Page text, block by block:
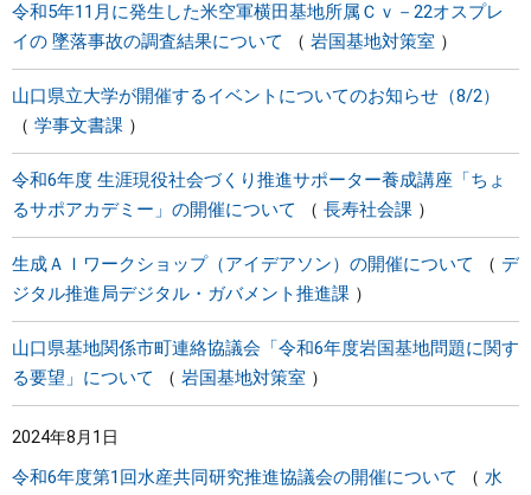
令和5年11月に発生した米空軍横田基地所属Ｃｖ－22オスプレ
イの 墜落事故の調査結果について
岩国基地対策室
山口県立大学が開催するイベントについてのお知らせ（8/2）
学事文書課
令和6年度 生涯現役社会づくり推進サポーター養成講座「ちょ
るサポアカデミー」の開催について
長寿社会課
生成ＡＩワークショップ（アイデアソン）の開催について
デ
ジタル推進局デジタル・ガバメント推進課
山口県基地関係市町連絡協議会「令和6年度岩国基地問題に関す
る要望」について
岩国基地対策室
2024年8月1日
令和6年度第1回水産共同研究推進協議会の開催について
水